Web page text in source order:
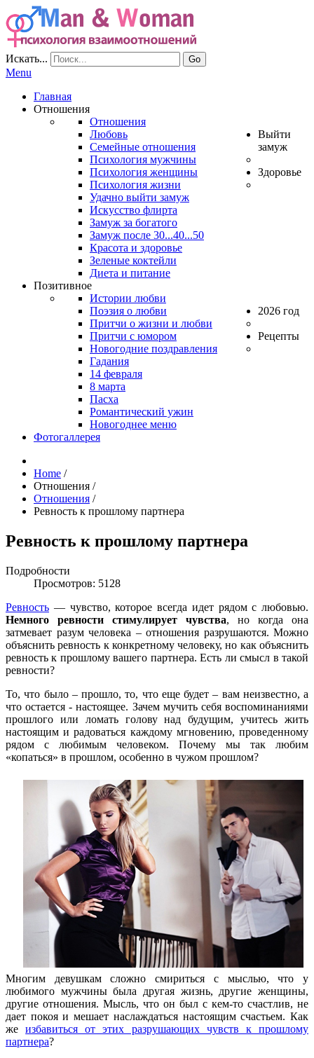
Искать... Go
Menu
Главная
Отношения
Отношения
Любовь
Семейные отношения
Психология мужчины
Психология женщины
Психология жизни
Выйти
замуж
Удачно выйти замуж
Искусство флирта
Замуж за богатого
Замуж после 30...40...50
Здоровье
Красота и здоровье
Зеленые коктейли
Диета и питание
Позитивное
Истории любви
Поэзия о любви
Притчи о жизни и любви
Притчи с юмором
2026 год
Новогодние поздравления
Гадания
14 февраля
8 марта
Рецепты
Пасха
Романтический ужин
Новогоднее меню
Фотогаллерея
Home /
Отношения /
Отношения /
Ревность к прошлому партнера
Ревность к прошлому партнера
Подробности
Просмотров: 5128
Ревность — чувство, которое всегда идет рядом с любовью.
Немного ревности стимулирует чувства, но когда она
затмевает разум человека – отношения разрушаются. Можно
объяснить ревность к конкретному человеку, но как объяснить
ревность к прошлому вашего партнера. Есть ли смысл в такой
ревности?
То, что было – прошло, то, что еще будет – вам неизвестно, а
что остается - настоящее. Зачем мучить себя воспоминаниями
прошлого или ломать голову над будущим, учитесь жить
настоящим и радоваться каждому мгновению, проведенному
рядом с любимым человеком. Почему мы так любим
«копаться» в прошлом, особенно в чужом прошлом?
Многим девушкам сложно смириться с мыслью, что у
любимого мужчины была другая жизнь, другие женщины,
другие отношения. Мысль, что он был с кем-то счастлив, не
дает покоя и мешает наслаждаться настоящим счастьем. Как
жеизбавиться от этих разрушающих чувств к прошлому
партнера?